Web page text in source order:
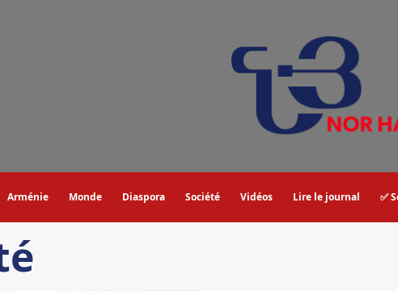
Arménie Monde Diaspora Société Vidéos Lire le journal ✅